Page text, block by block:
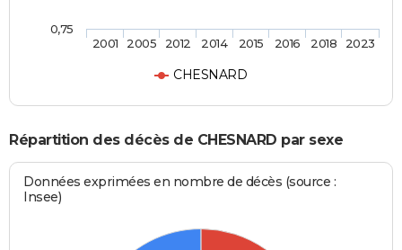
CHESNARD
2001 2005 2012 2014 2015 2016 2018 2023
0,75
Répartition des décès de CHESNARD par sexe
Données exprimées en nombre de décès (source :
Insee)